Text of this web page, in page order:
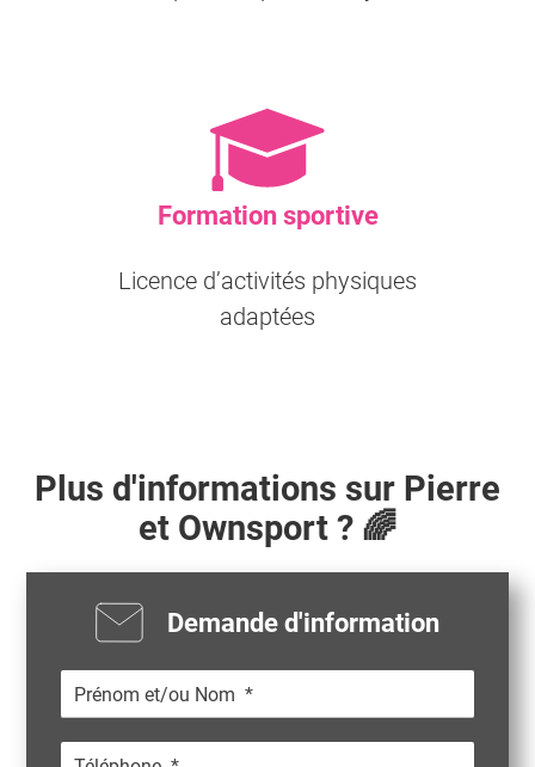
Formation sportive
Licence d’activités physiques
adaptées
Plus d'informations sur Pierre
et Ownsport ? 🌈
Demande d'information